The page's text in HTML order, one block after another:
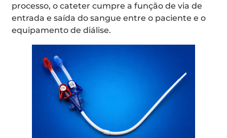
processo, o cateter cumpre a função de via de
entrada e saída do sangue entre o paciente e o
equipamento de diálise.